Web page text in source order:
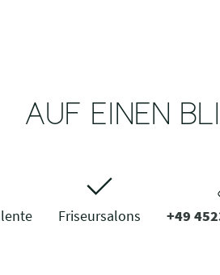
AUF EINEN
Friseursalons +49